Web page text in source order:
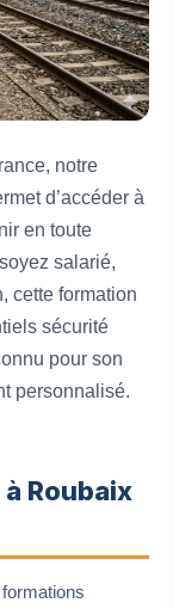
notre
d’accéder à
en toute
salarié,
cette formation
sécurité
pour son
personnalisé.
à Roubaix